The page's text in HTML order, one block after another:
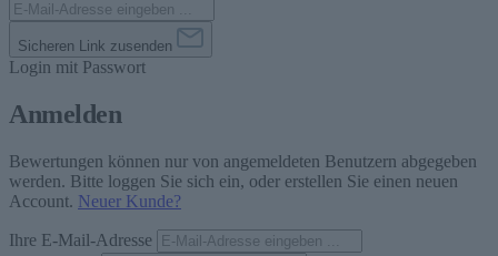
Sicheren Link zusenden
Login mit Passwort
Anmelden
Bewertungen können nur von angemeldeten Benutzern abgegeben
werden. Bitte loggen Sie sich ein, oder erstellen Sie einen neuen
Account. Neuer Kunde?
Ihre E-Mail-Adresse